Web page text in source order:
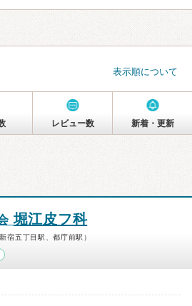
表示順について
レビュー数 新着・更新
堀江皮フ科
宿五丁目駅、都庁前駅）